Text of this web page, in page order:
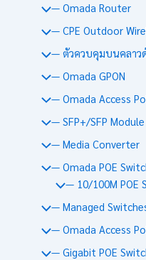
— Omada Router
— CPE Outdoor
— ตัวควบคุมบนคลาว
— Omada GPON
— Omada Access
— SFP+/SFP
— Media Converter
— Omada POE
— 10/100M POE
— Managed
— Omada Access
— Gigabit POE